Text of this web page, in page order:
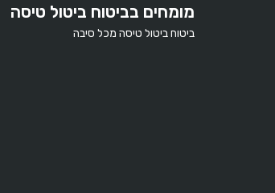
מומחים בביטוח ביטול טיסה
ביטוח ביטול טיסה מכל סיבה